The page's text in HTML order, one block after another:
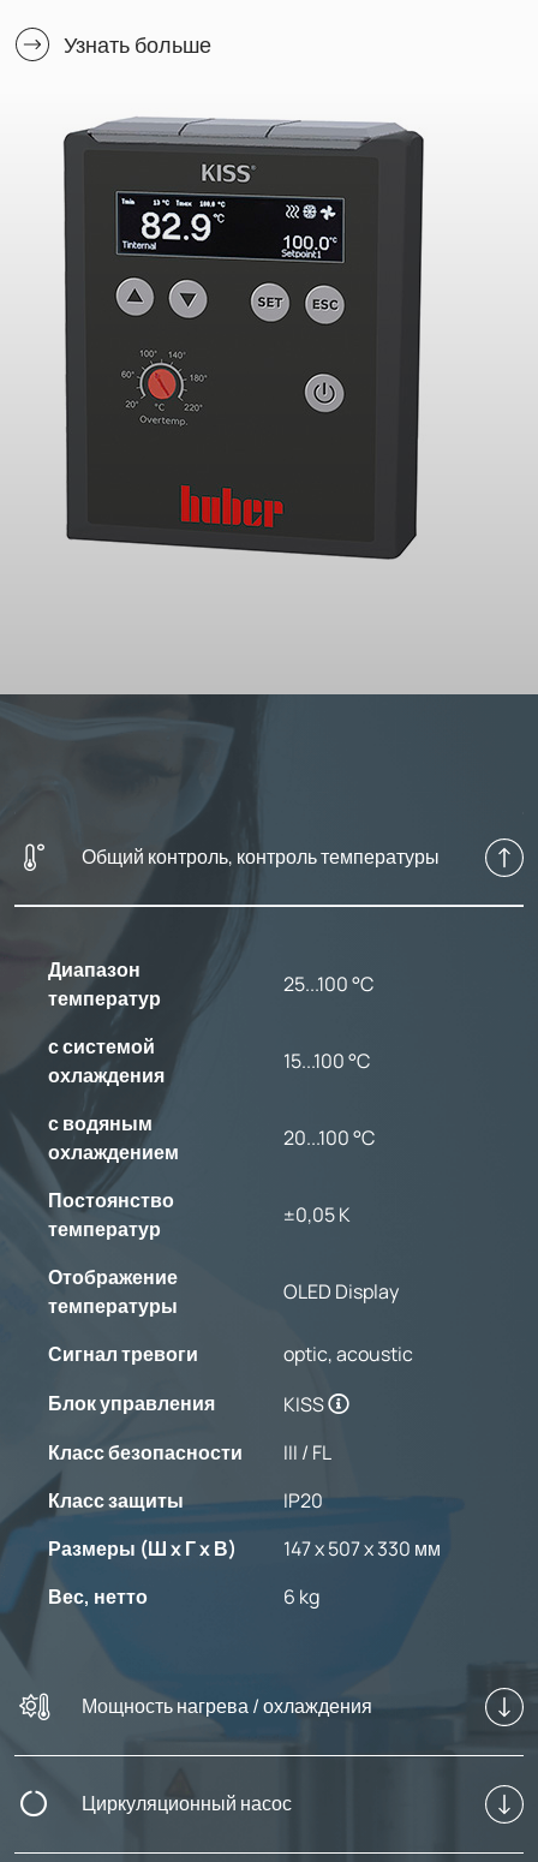
Узнать больше
Общий контроль, контроль температуры
Диапазон
температур
25...100 °C
с системой
охлаждения
15...100 °C
с водяным
охлаждением
20...100 °C
Постоянство
температур
±0,05 K
Отображение
температуры
OLED Display
Сигнал тревоги
optic, acoustic
Блок управления
KISS
Класс безопасности
III / FL
Класс защиты
IP20
Размеры (Ш x Г x В)
147 x 507 x 330 мм
Вес, нетто
6 kg
Мощность нагрева / охлаждения
Циркуляционный насос